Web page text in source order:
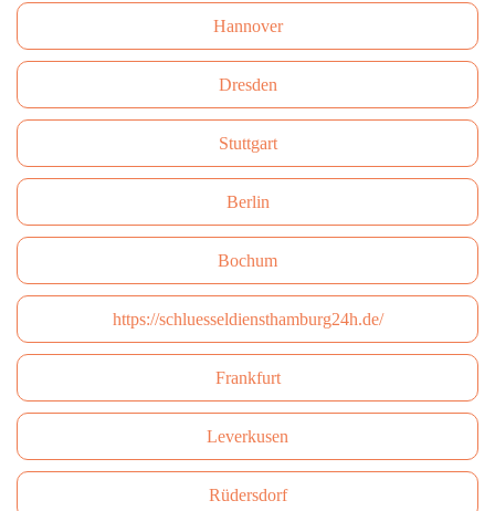
Hannover
Dresden
Stuttgart
Berlin
Bochum
https://schluesseldiensthamburg24h.de/
Frankfurt
Leverkusen
Rüdersdorf